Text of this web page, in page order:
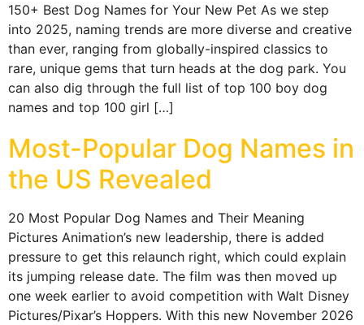
150+ Best Dog Names for Your New Pet As we step
into 2025, naming trends are more diverse and creative
than ever, ranging from globally-inspired classics to
rare, unique gems that turn heads at the dog park. You
can also dig through the full list of top 100 boy dog
names and top 100 girl […]
Most-Popular Dog Names in
the US Revealed
20 Most Popular Dog Names and Their Meaning
Pictures Animation’s new leadership, there is added
pressure to get this relaunch right, which could explain
its jumping release date. The film was then moved up
one week earlier to avoid competition with Walt Disney
Pictures/Pixar’s Hoppers. With this new November 2026